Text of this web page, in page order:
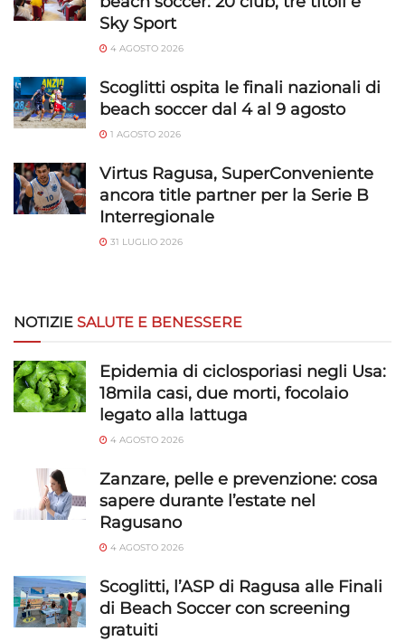
Garantire la sicurezza, prevenire e
rilevare frodi, correggere errori, Erogare
Salvare e comunicare le scelte sulla
privacy.
Sky Sport
4 AGOSTO 2026
Scoglitti ospita le finali nazionali di
beach soccer dal 4 al 9 agosto
1 AGOSTO 2026
Virtus Ragusa, SuperConveniente
ancora title partner per la Serie B
Interregionale
31 LUGLIO 2026
NOTIZIE SALUTE E BENESSERE
Epidemia di ciclosporiasi negli Usa:
18mila casi, due morti, focolaio
legato alla lattuga
4 AGOSTO 2026
Zanzare, pelle e prevenzione: cosa
sapere durante l’estate nel
Ragusano
4 AGOSTO 2026
Scoglitti, l’ASP di Ragusa alle Finali
di Beach Soccer con screening
gratuiti